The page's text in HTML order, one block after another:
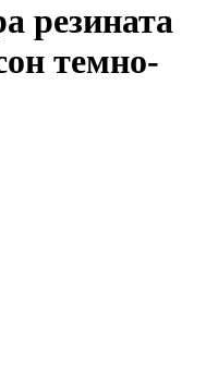
резината
темно-